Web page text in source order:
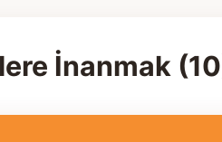
İnanmak